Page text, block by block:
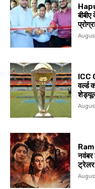
ICC
वर्ल्ड
शेड्यूल
नवंबर
ट्रेलर